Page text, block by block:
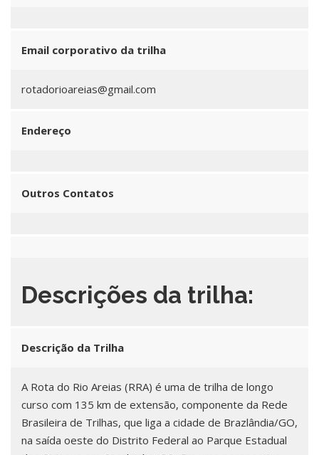
Email corporativo da trilha
rotadorioareias@gmail.com
Endereço
Outros Contatos
Descrições da trilha:
Descrição da Trilha
A Rota do Rio Areias (RRA) é uma de trilha de longo
curso com 135 km de extensão, componente da Rede
Brasileira de Trilhas, que liga a cidade de Brazlândia/GO,
na saída oeste do Distrito Federal ao Parque Estadual